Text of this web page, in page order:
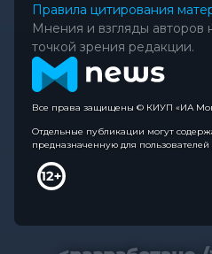
Правила цитирования
Мнения и взгляды авторов
точкой зрения редакции.
Все права защищены © КИУП «ИА
Отдельные публикации могут
предназначенную для пользователей